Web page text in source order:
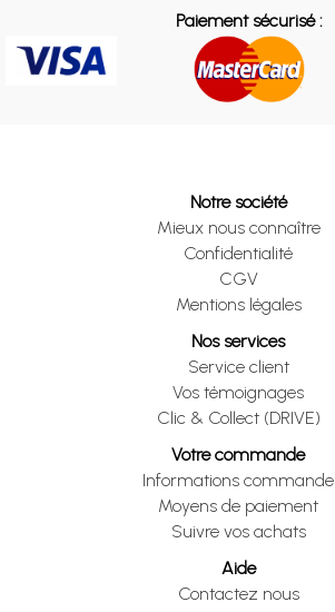
Paiement sécurisé :
Notre société
Mieux nous connaître
Confidentialité
CGV
Mentions légales
Nos services
Service client
Vos témoignages
Clic & Collect (DRIVE)
Votre commande
Informations commande
Moyens de paiement
Suivre vos achats
Aide
Contactez nous